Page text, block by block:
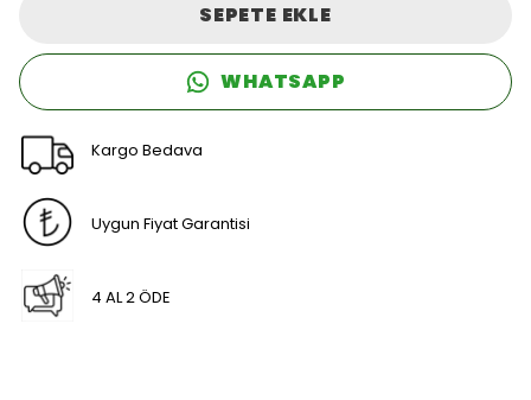
SEPETE EKLE
WHATSAPP
Kargo Bedava
Uygun Fiyat Garantisi
4 AL 2 ÖDE